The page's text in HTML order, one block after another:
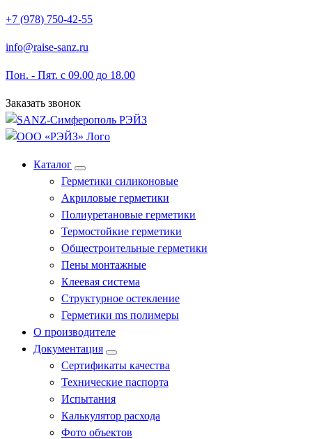
Перейти
содержимому
+7 (978) 750-42-55
info@raise-sanz.ru
Пон. - Пят. с 09.00 до 18.00
Заказать звонок
Каталог
Герметики силиконовые
Акриловые герметики
Полиуретановые герметики
Термостойкие герметики
Общестроительные герметики
Пены монтажные
Клеевая система
Структурное остекление
Герметики ms полимеры
О производителе
Документация
Сертификаты качества
Технические паспорта
Испытания
Калькулятор расхода
Фото объектов